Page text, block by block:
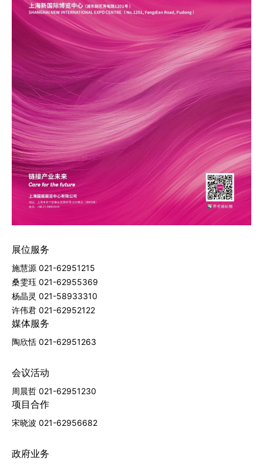
展位服务
施慧源 021-62951215
桑雯珏 021-62955369
杨晶灵 021-58933310
许伟君 021-62952122
媒体服务
陶欣恬 021-62951263
会议活动
周晨哲 021-62951230
项目合作
宋晓波 021-62956682
政府业务